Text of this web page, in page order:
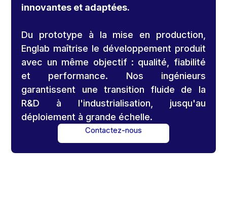
innovantes et adaptées.
Du prototype à la mise en production,
Englab maîtrise le développement produit
avec un même objectif : qualité, fiabilité
et performance. Nos ingénieurs
garantissent une transition fluide de la
R&D à l'industrialisation, jusqu'au
déploiement à grande échelle.
Contactez-nous